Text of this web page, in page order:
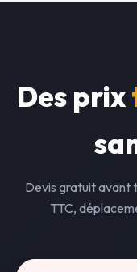
Des prix
Devis gratuit avant
TTC,